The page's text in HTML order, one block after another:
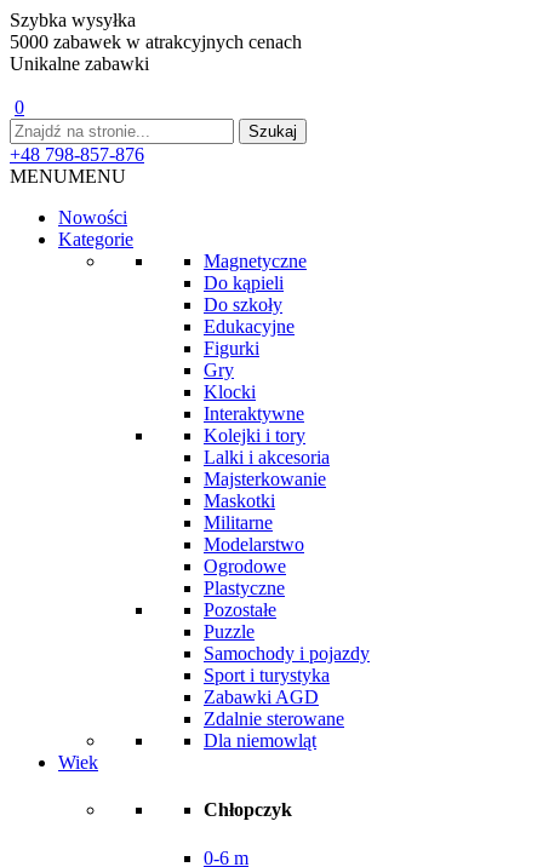
Szybka wysyłka
5000 zabawek w atrakcyjnych cenach
Unikalne zabawki
0
+48 798-857-876
MENUMENU
Nowości
Kategorie
Magnetyczne
Do kąpieli
Do szkoły
Edukacyjne
Figurki
Gry
Klocki
Interaktywne
Kolejki i tory
Lalki i akcesoria
Majsterkowanie
Maskotki
Militarne
Modelarstwo
Ogrodowe
Plastyczne
Pozostałe
Puzzle
Samochody i pojazdy
Sport i turystyka
Zabawki AGD
Zdalnie sterowane
Dla niemowląt
Wiek
Chłopczyk
0-6 m